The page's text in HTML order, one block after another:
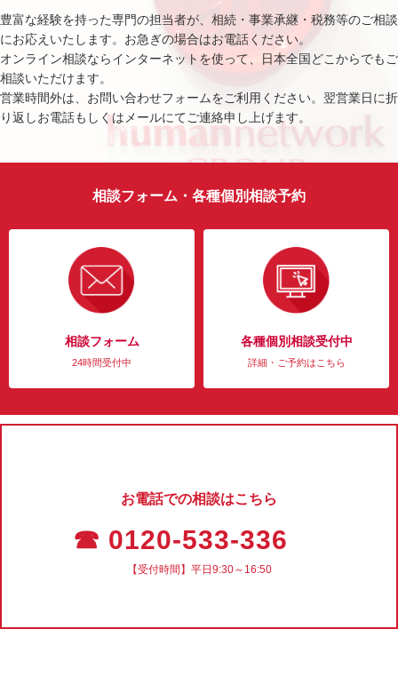
豊富な経験を持った専門の担当者が、相続・事業承継・税務等のご相談
にお応えいたします。お急ぎの場合はお電話ください。
オンライン相談ならインターネットを使って、日本全国どこからでもご
相談いただけます。
営業時間外は、お問い合わせフォームをご利用ください。翌営業日に折
り返しお電話もしくはメールにてご連絡申し上げます。
相談フォーム・各種個別相談予約
相談フォーム
24時間受付中
各種個別相談受付中
詳細・ご予約はこちら
お電話での相談はこちら
☎ 0120-533-336
【受付時間】平日9:30～16:50